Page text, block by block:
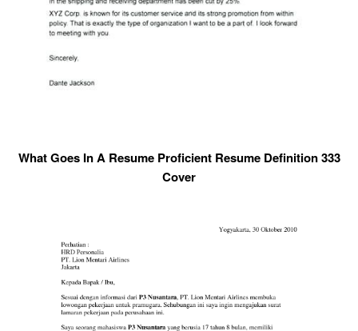
What Goes In A Resume Proficient Resume Definition 333
Cover